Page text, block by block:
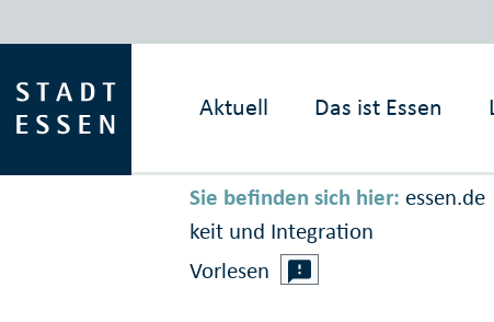
Aktuell Das ist Essen
Sie befinden sich hier: essen.de
keit und In­te­gration
Vorlesen